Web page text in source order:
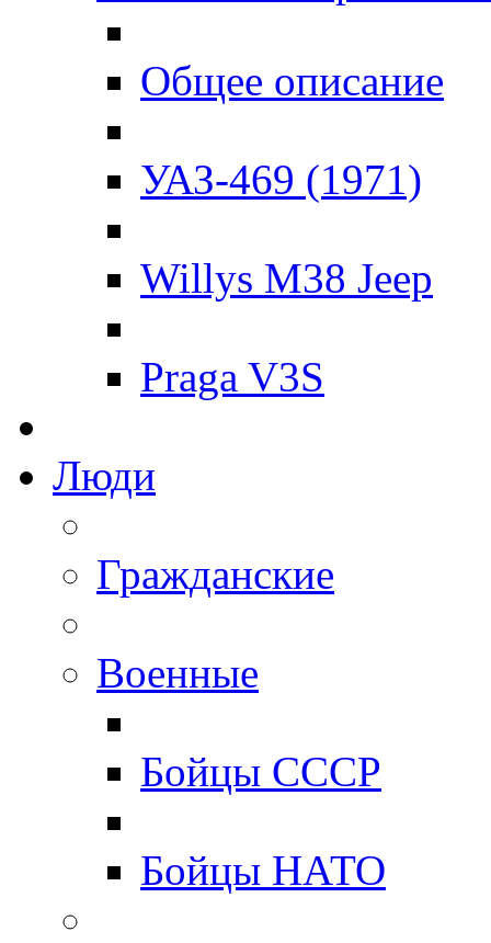
Общее описание
УАЗ-469 (1971)
Willys M38 Jeep
Praga V3S
Люди
Гражданские
Военные
Бойцы СССР
Бойцы НАТО